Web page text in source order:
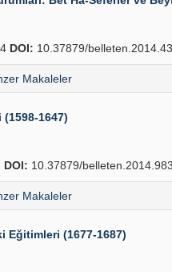
DOI: 10.37879/
Makaleler
(1598-1647)
DOI: 10.37879/belleten.2014.983
Makaleler
Eğitimleri (1677-1687)